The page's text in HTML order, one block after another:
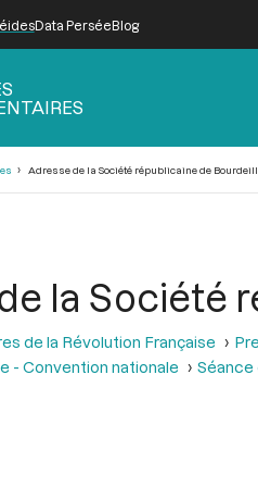
Data PerséeBlog
Adresse de la Société républicaine de
la Société
de la Révolution Française
- Convention nationale
Séance